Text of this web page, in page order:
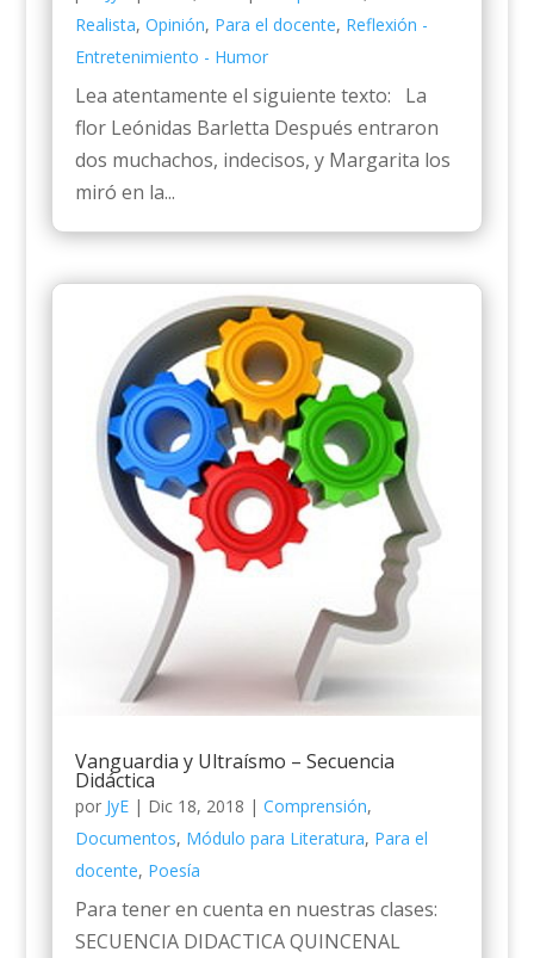
Realista, Opinión, Para el docente, Reflexión -
Entretenimiento - Humor
Lea atentamente el siguiente texto: La
flor Leónidas Barletta Después entraron
dos muchachos, indecisos, y Margarita los
miró en la...
Vanguardia y Ultraísmo – Secuencia
Didáctica
por JyE| Dic 18, 2018 | Comprensión,
Documentos, Módulo para Literatura, Para el
docente, Poesía
Para tener en cuenta en nuestras clases:
SECUENCIA DIDACTICA QUINCENAL